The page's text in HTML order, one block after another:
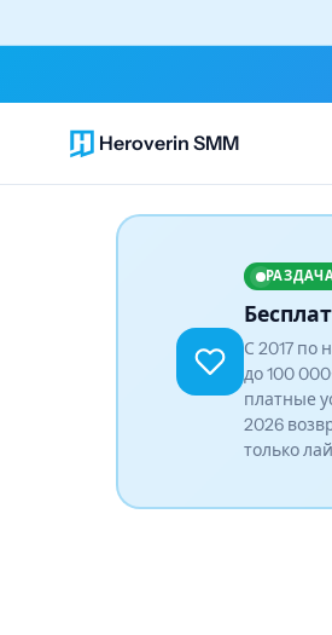
Heroverin SMM
С 2017 по
до 100
платные
2026
только